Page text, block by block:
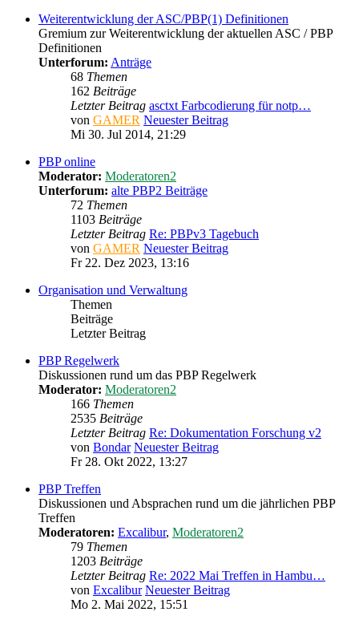
Weiterentwicklung der ASC/PBP(1) Definitionen
Gremium zur Weiterentwicklung der aktuellen ASC / PBP
Definitionen
Unterforum: Anträge
68 Themen
162 Beiträge
Letzter Beitrag asctxt Farbcodierung für notp…
von GAMER Neuester Beitrag
Mi 30. Jul 2014, 21:29
PBP online
Moderator: Moderatoren2
Unterforum: alte PBP2 Beiträge
72 Themen
1103 Beiträge
Letzter Beitrag Re: PBPv3 Tagebuch
von GAMER Neuester Beitrag
Fr 22. Dez 2023, 13:16
Organisation und Verwaltung
Themen
Beiträge
Letzter Beitrag
PBP Regelwerk
Diskussionen rund um das PBP Regelwerk
Moderator: Moderatoren2
166 Themen
2535 Beiträge
Letzter Beitrag Re: Dokumentation Forschung v2
von Bondar Neuester Beitrag
Fr 28. Okt 2022, 13:27
PBP Treffen
Diskussionen und Absprachen rund um die jährlichen PBP
Treffen
Moderatoren: Excalibur, Moderatoren2
79 Themen
1203 Beiträge
Letzter Beitrag Re: 2022 Mai Treffen in Hambu…
von Excalibur Neuester Beitrag
Mo 2. Mai 2022, 15:51